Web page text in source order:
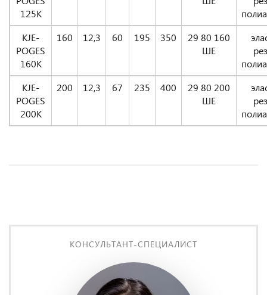
125K
KJE-
POGES
160K
160 12,3 60 195 350
29 80 160
ШЕ
KJE-
POGES
200K
200 12,3 67 235 400
29 80 200
ШЕ
КОНСУЛЬТАНТ-СПЕЦИАЛИСТ